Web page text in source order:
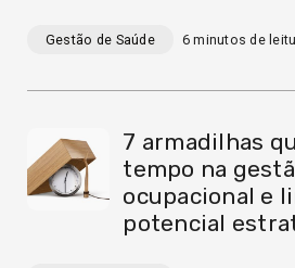
Gestão de Saúde 6 minutos de
7 armadilhas
tempo na
ocupacional e
potencial